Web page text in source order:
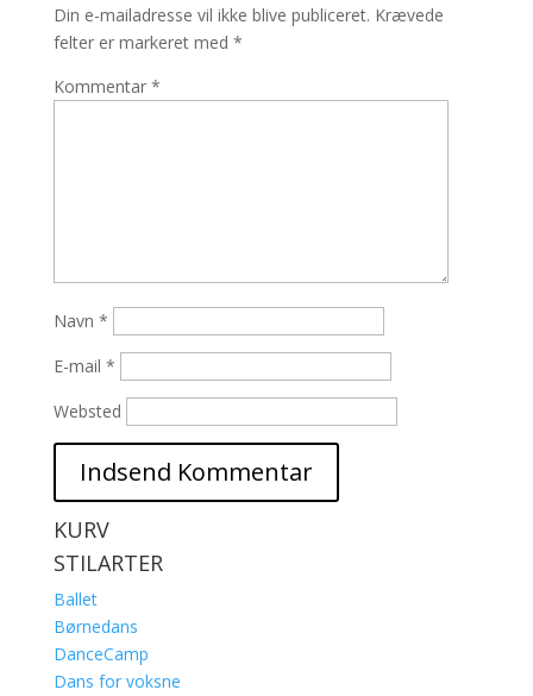
Din e-mailadresse vil ikke blive publiceret. Krævede
felter er markeret med *
Kommentar *
Navn *
E-mail *
Websted
KURV
STILARTER
Ballet
Børnedans
DanceCamp
Dans for voksne